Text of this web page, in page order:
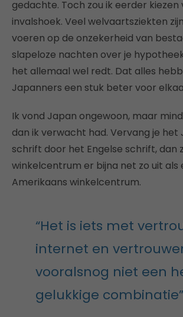
gedachte. Toch zou ik eerder kiezen
invalshoek. Veel welvaartsziekten
voeren op de onzekerheid van
slapeloze nachten over je
het allemaal wel redt. Dat alles
Japanners een stuk beter voor
Ik vond Japan ongewoon, maar
dan ik verwacht had. Vervang je het
schrift door het Engelse schrift, dan
winkelcentrum er bijna net zo uit als
Amerikaans winkelcentrum.
“Het is iets met
internet en
vooralsnog niet een
gelukkige combinatie”